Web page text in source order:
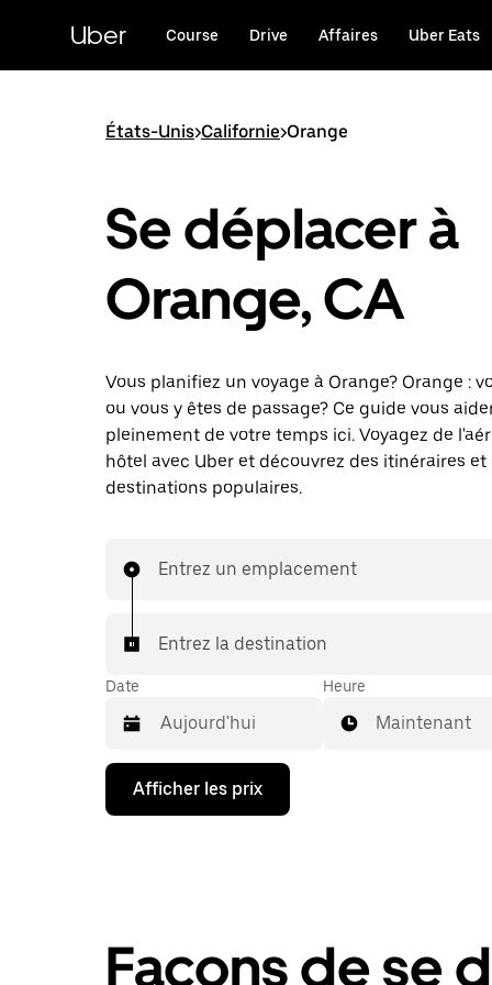
principal
Uber Course Drive Affaires Uber Eats
États-Unis>Californie>Orange
Se déplacer à
Orange, CA
Vous planifiez un voyage à Orange? Orange :
ou vous y êtes de passage? Ce guide vous
pleinement de votre temps ici. Voyagez de
hôtel avec Uber et découvrez des itinéraires et
destinations populaires.
Entrez un emplacement
Entrez la destination
Date
Appuyez
la
avec
le
Heure
Maintenant
Afficher les prix
Façons de se